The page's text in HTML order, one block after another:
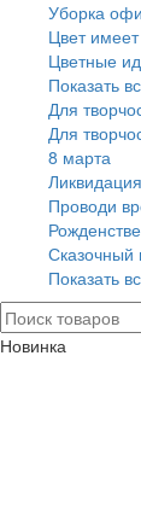
Уборка
Цвет
Цветные
Показать
Для
Для
8 марта
Проводи
Сказочный
Показать
Новинка